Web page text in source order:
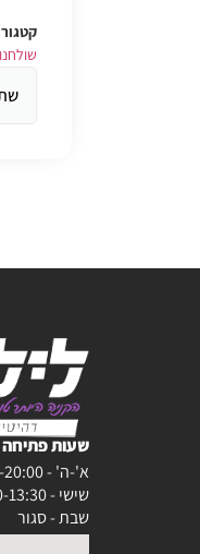
שעות פתיחה
א'-ה' - 8:30-20:00
שישי - 8:30-13:30
שבת - סגור